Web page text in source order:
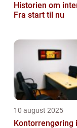
Historien om
Fra start til nu
10 august 2025
Kontorrengøring i